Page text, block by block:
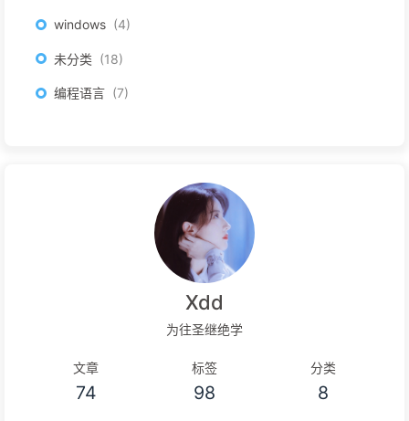
windows 4
未分类 18
编程语言 7
Xdd
为往圣继绝学
文章
74
标签
98
分类
8